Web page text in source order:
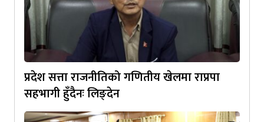
प्रदेश सत्ता राजनीतिको गणितीय खेलमा राप्रपा
सहभागी हुँदैनः लिङ्देन